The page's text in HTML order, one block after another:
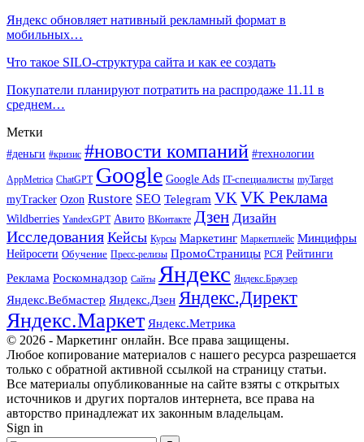
Яндекс обновляет нативный рекламный формат в
мобильных…
Что такое SILO-структура сайта и как ее создать
Покупатели планируют потратить на распродаже 11.11 в
среднем…
Метки
#деньги #кризис #новости компаний #технологии
AppMetrica ChatGPT Google Google Ads IT-специалисты myTarget
myTracker Ozon Rustore SEO Telegram VK VK Реклама
Wildberries YandexGPT Авито ВКонтакте Дзен Дизайн
Исследования Кейсы Курсы Маркетинг Маркетплейс Минцифры
Нейросети Обучение Пресс-релизы ПромоСтраницы РСЯ Рейтинги
Реклама Роскомнадзор Сайты Яндекс Яндекс.Браузер
Яндекс.Вебмастер Яндекс.Дзен Яндекс.Директ
Яндекс.Маркет Яндекс.Метрика
© 2026 - Маркетинг онлайн. Все права защищены.
Любое копирование материалов с нашего ресурса разрешается
только с обратной активной ссылкой на страницу статьи.
Все материалы опубликованные на сайте взяты с открытых
источников и других порталов интернета, все права на
авторство принадлежат их законным владельцам.
Sign in